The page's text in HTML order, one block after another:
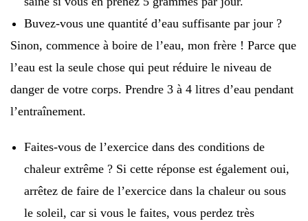
Buvez-vous une quantité d’eau suffisante par jour ?
Sinon, commence à boire de l’eau, mon frère ! Parce que
l’eau est la seule chose qui peut réduire le niveau de
danger de votre corps. Prendre 3 à 4 litres d’eau pendant
l’entraînement.
Faites-vous de l’exercice dans des conditions de
chaleur extrême ? Si cette réponse est également oui,
arrêtez de faire de l’exercice dans la chaleur ou sous
le soleil, car si vous le faites, vous perdez très